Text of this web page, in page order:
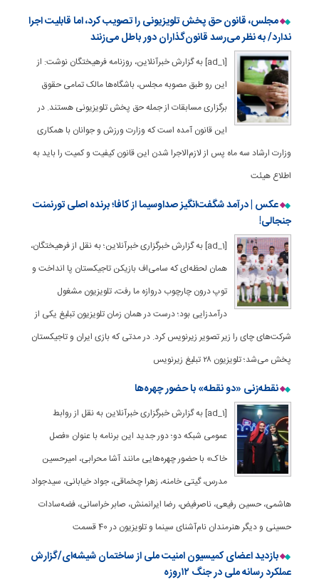
مجلس، قانون حق پخش تلویزیونی را تصویب کرد، اما قابلیت اجرا
ندارد/ به نظر می‌رسد قانون‌گذاران دور باطل می‌زنند
[ad_1] به گزارش خبرآنلاین، روزنامه فرهیختگان نوشت: از
این رو طبق مصوبه مجلس، باشگاه‌ها مالک تمامی حقوق
برگزاری مسابقات از جمله حق پخش تلویزیونی هستند. در
این قانون آمده است که وزارت ورزش و جوانان با همکاری
وزارت ارشاد سه ماه پس از لازم‌الاجرا شدن این قانون کیفیت و کمیت را باید به
اطلاع هیئت
عکس | درآمد شگفت‌انگیز صداوسیما از کافا؛ برنده اصلی تورنمنت
جنجالی!
[ad_1] به گزارش خبرگزاری خبرآنلاین؛ به نقل از فرهیختگان،
همان لحظه‌ای که سامی‌اف بازیکن تاجیکستان پا انداخت و
توپ درون چارچوب دروازه ما رفت، تلویزیون مشغول
درآمدزایی بود؛ درست در همان زمان تلویزیون تبلیغ یکی از
شرکت‌های چای را زیر تصویر زیرنویس کرد. در مدتی که بازی ایران و تاجیکستان
پخش می‌شد؛ تلویزیون ۲۸ تبلیغ زیرنویس
نقطه‌زنی «دو نقطه» با حضور چهره‌ها
[ad_1] به گزارش خبرگزاری خبرآنلاین به نقل از روابط
عمومی شبکه دو؛ دور جدید این برنامه با عنوان «فصل
خاک» با حضور چهره‌هایی مانند آشا محرابی، امیرحسین
مدرس، گیتی خامنه، زهرا چخماقی، جواد خیابانی، سیدجواد
هاشمی، حسین رفیعی، ناصرفیض، رضا ایرانمنش، صابر خراسانی، فضه‌سادات
حسینی و دیگر هنرمندان نام‌آشنای سینما و تلویزیون در 40 قسمت
بازدید اعضای کمیسیون امنیت ملی از ساختمان شیشه‌ای/گزارش
عملکرد رسانه ملی در جنگ ۱۲روزه